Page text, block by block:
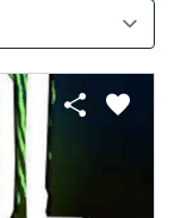
share favorite